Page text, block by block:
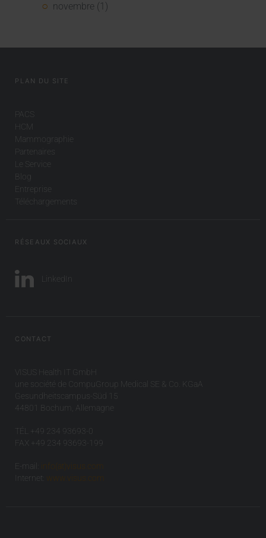
novembre (1)
PLAN DU SITE
PACS
HCM
Mammographie
Partenaires
Le Service
Blog
Entreprise
Téléchargements
RÉSEAUX SOCIAUX
LinkedIn
CONTACT
VISUS Health IT GmbH
une société de CompuGroup Medical SE & Co. KGaA
Gesundheitscampus-Süd 15
44801 Bochum, Allemagne
TÉL +49 234 93693-0
FAX +49 234 93693-199
E-mail:
info(at)visus.com
Internet:
www.visus.com